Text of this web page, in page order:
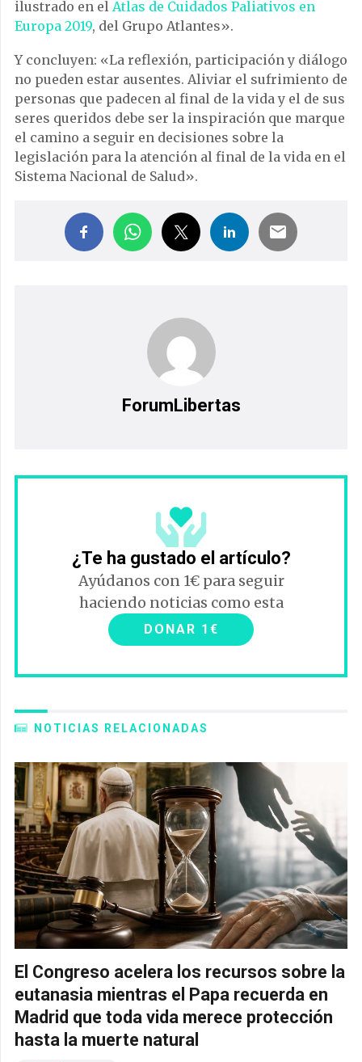
ilustrado en el Atlas de Cuidados Paliativos en
Europa 2019, del Grupo Atlantes».
Y concluyen: «La reflexión, participación y diálogo
no pueden estar ausentes. Aliviar el sufrimiento de
personas que padecen al final de la vida y el de sus
seres queridos debe ser la inspiración que marque
el camino a seguir en decisiones sobre la
legislación para la atención al final de la vida en el
Sistema Nacional de Salud».
ForumLibertas
¿Te ha gustado el artículo?
Ayúdanos con 1€ para seguir
haciendo noticias como esta
DONAR 1€
NOTICIAS RELACIONADAS
El Congreso acelera los recursos sobre la
eutanasia mientras el Papa recuerda en
Madrid que toda vida merece protección
hasta la muerte natural